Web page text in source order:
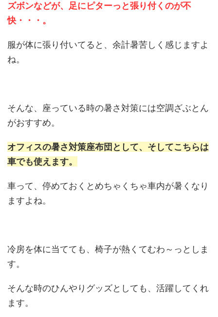
ズボンなどが、足にピターっと張り付くのが不
快・・・。
服が体に張り付いてると、余計暑苦しく感じますよ
ね。
そんな、座っている時の暑さ対策には空調ざぶとん
がおすすめ。
オフィスの暑さ対策座布団として、そしてこちらは
車でも使えます。
車って、停めておくとめちゃくちゃ車内が暑くなり
ますよね。
冷房を体に当てても、椅子が熱くてむわ～っとしま
す。
そんな時のひんやりグッズとしても、活躍してくれ
ます。